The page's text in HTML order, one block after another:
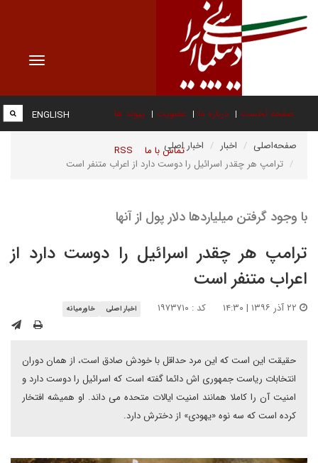
Toggle
صفحه نخست درباره ما عضویت پیوند ها
تماس با ما RSS
ENGLISH
صفحه‌اصلی اخبار
اخبار اصلی
ترامپ هر چقدر اسرائیل را دوست دارد از اعراب متنفر است
با وجود گرفتن میلیاردها دلار پول از آنها
ترامپ هر چقدر اسرائیل را دوست دارد از
اعراب متنفر است
کد : ۱۹۷۳۷۱۰ اخبار اصلی خاورمیانه
حقیقت این است که این مرد حداقل با خودش صادق است، از همان دوران
انتخابات ریاست جمهوری اش دائما گفته است که اسرائیل را دوست دارد و
امنیت آن را کاملا همانند امنیت ایالات متحده می داند. او همیشه افتخار
کرده است که سه نوه «یهودی» از دخترش دارد.